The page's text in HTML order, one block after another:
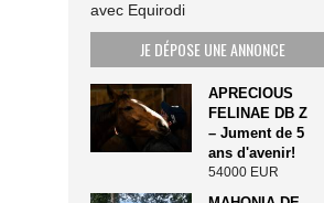
avec Equirodi
JE DÉPOSE UNE ANNONCE
APRECIOUS
FELINAE DB Z
– Jument de 5
ans d'avenir!
54000 EUR